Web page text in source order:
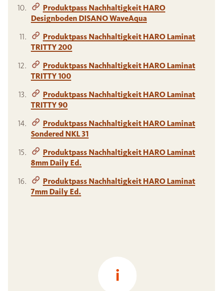
Produktpass Nachhaltigkeit HARO
Designboden DISANO WaveAqua
Produktpass Nachhaltigkeit HARO Laminat
TRITTY 200
Produktpass Nachhaltigkeit HARO Laminat
TRITTY 100
Produktpass Nachhaltigkeit HARO Laminat
TRITTY 90
Produktpass Nachhaltigkeit HARO Laminat
Sondered NKL 31
Produktpass Nachhaltigkeit HARO Laminat
8mm Daily Ed.
Produktpass Nachhaltigkeit HARO Laminat
7mm Daily Ed.